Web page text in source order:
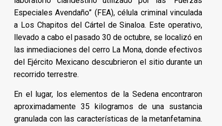
Especiales Avendaño” (FEA), célula criminal vinculada
a Los Chapitos del Cártel de Sinaloa. Este operativo,
llevado a cabo el pasado 30 de octubre, se localizó en
las inmediaciones del cerro La Mona, donde efectivos
del Ejército Mexicano descubrieron el sitio durante un
recorrido terrestre.
En el lugar, los elementos de la Sedena encontraron
aproximadamente 35 kilogramos de una sustancia
granulada con las características de la metanfetamina.